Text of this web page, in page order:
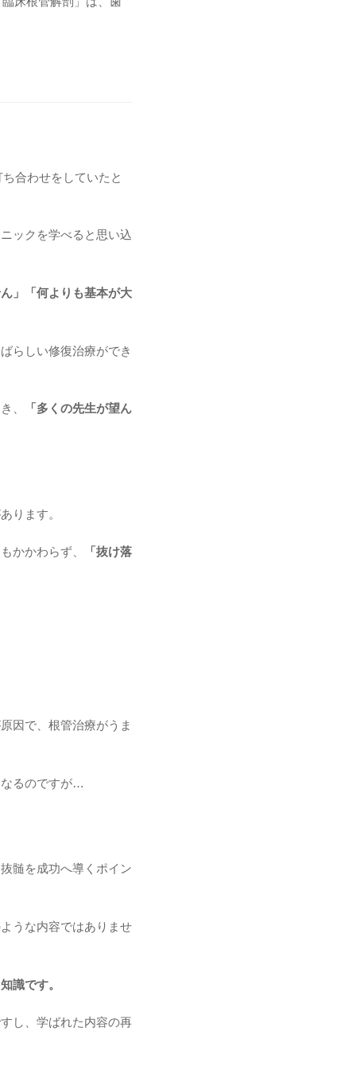
合わせをしていたと
ックを学べると思い込
」「何よりも基本が大
らしい修復治療ができ
、 「多くの先生が望ん
ります。
かかわらず、 「抜け落
因で、根管治療がうま
なるのですが…
髄を成功へ導くポイン
うな内容ではありませ
識です。
し、学ばれた内容の再